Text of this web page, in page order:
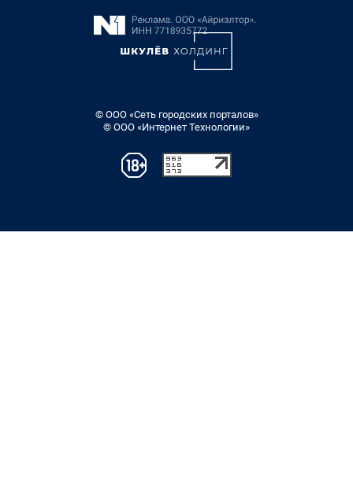
© ООО «Сеть городских порталов»
© ООО «Интернет Технологии»